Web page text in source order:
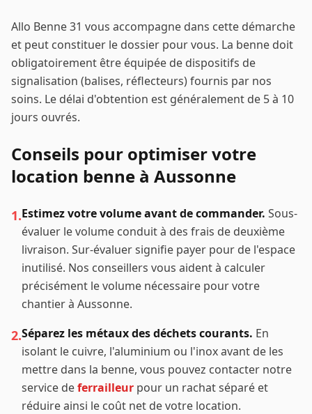
Allo Benne 31 vous accompagne dans cette démarche
et peut constituer le dossier pour vous. La benne doit
obligatoirement être équipée de dispositifs de
signalisation (balises, réflecteurs) fournis par nos
soins. Le délai d'obtention est généralement de 5 à 10
jours ouvrés.
Conseils pour optimiser votre
location benne à Aussonne
1.Estimez votre volume avant de commander. Sous-
évaluer le volume conduit à des frais de deuxième
livraison. Sur-évaluer signifie payer pour de l'espace
inutilisé. Nos conseillers vous aident à calculer
précisément le volume nécessaire pour votre
chantier à Aussonne.
2.Séparez les métaux des déchets courants. En
isolant le cuivre, l'aluminium ou l'inox avant de les
mettre dans la benne, vous pouvez contacter notre
service deferrailleur pour un rachat séparé et
réduire ainsi le coût net de votre location.